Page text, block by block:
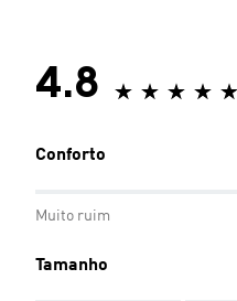
4.8
Conforto
Muito ruim
Tamanho